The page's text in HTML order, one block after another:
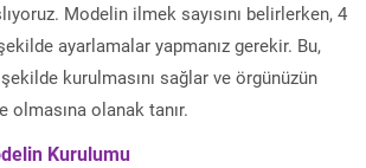
Modelin ilmek sayısını belirlerken, 4
ayarlamalar yapmanız gerekir. Bu,
kurulmasını sağlar ve örgünüzün
olanak tanır.
Kurulumu